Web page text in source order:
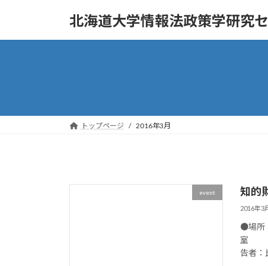
北海道大学情報法政策学研究
トップページ 2016年3月
event 知的
2016年3
●場所
室 （
告者